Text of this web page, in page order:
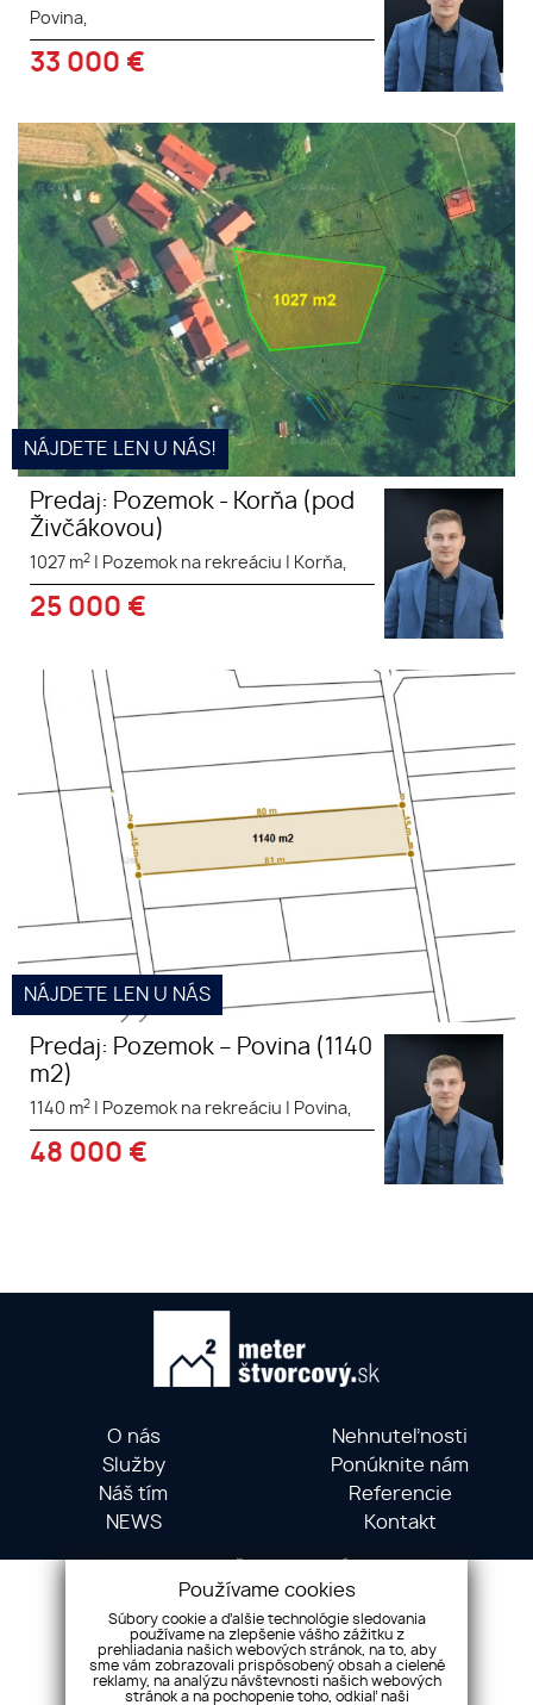
Povina,
33 000 €
Predaj: Pozemok - Korňa (pod
Živčákovou)
NÁJDETE LEN U NÁS!
Predaj: Pozemok - Korňa (pod
Živčákovou)
1027 m2 Pozemok na rekreáciu Korňa,
25 000 €
Predaj: Pozemok – Povina (1140
m2)
NÁJDETE LEN U NÁS
Predaj: Pozemok – Povina (1140
m2)
1140 m2 Pozemok na rekreáciu Povina,
48 000 €
O nás
Služby
Náš tím
NEWS
Nehnuteľnosti
Ponúknite nám
Referencie
Kontakt
Hollého 5, 01001 Žilina
+421 903 735 556
info@meterstvorcovy.sk
Používame cookies
Súbory cookie a ďalšie technológie sledovania
používame na zlepšenie vášho zážitku z
prehliadania našich webových stránok, na to, aby
sme vám zobrazovali prispôsobený obsah a cielené
reklamy, na analýzu návštevnosti našich webových
stránok a na pochopenie toho, odkiaľ naši